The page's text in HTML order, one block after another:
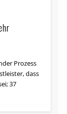
Prozess
dass
37